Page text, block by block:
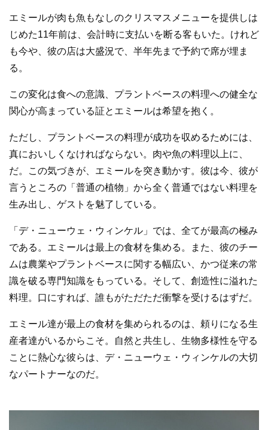
エミールが肉も魚もなしのクリスマスメニューを提供しは
じめた11年前は、会計時に支払いを断る客もいた。けれど
も今や、彼の店は大盛況で、半年先まで予約で席が埋ま
る。
この変化は食への意識、プラントベースの料理への健全な
関心が高まっている証とエミールは希望を抱く。
ただし、プラントベースの料理が成功を収めるためには、
真においしくなければならない。肉や魚の料理以上に、
だ。この気づきが、エミールを突き動かす。彼は今、彼が
言うところの「普通の植物」から全く普通ではない料理を
生み出し、ゲストを魅了している。
「デ・ニューウェ・ウィンケル」では、全てが最高の極み
である。エミールは最上の食材を集める。また、彼のチー
ムは農業やプラントベースに関する幅広い、かつ従来の常
識を破る専門知識をもっている。そして、創造性に溢れた
料理。口にすれば、誰もがただただ衝撃を受けるはずだ。
エミール達が最上の食材を集められるのは、頼りになる生
産者達がいるからこそ。自然と共生し、生物多様性を守る
ことに熱心な彼らは、デ・ニューウェ・ウィンケルの大切
なパートナーなのだ。